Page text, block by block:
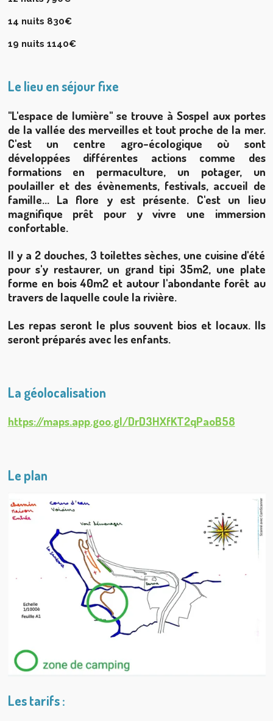
14 nuits 830€
19 nuits 1140€
Le lieu en séjour fixe
"L'espace de lumière" se trouve à Sospel aux portes
de la vallée des merveilles et tout proche de la mer.
C'est un centre agro-écologique où sont
développées différentes actions comme des
formations en permaculture, un potager, un
poulailler et des évènements, festivals, accueil de
famille... La flore y est présente. C'est un lieu
magnifique prêt pour y vivre une immersion
confortable.
Il y a 2 douches, 3 toilettes sèches, une cuisine d'été
pour s'y restaurer, un grand tipi 35m2, une plate
forme en bois 40m2 et autour l'abondante forêt au
travers de laquelle coule la rivière.
Les repas seront le plus souvent bios et locaux. Ils
seront préparés avec les enfants.
La géolocalisation
https://maps.app.goo.gl/DrD3HXfKT2qPaoB58
Le plan
Les tarifs :